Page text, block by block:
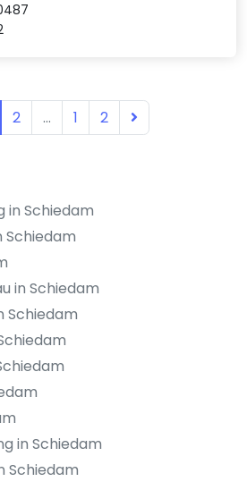
in Schiedam
in Schiedam
Schiedam
in Schiedam
Schiedam
2 ... 1 2